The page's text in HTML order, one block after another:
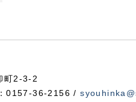
町2-3-2
0157-36-2156 /